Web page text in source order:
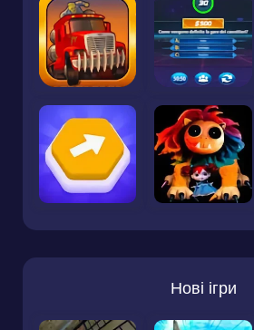
Нові ігри